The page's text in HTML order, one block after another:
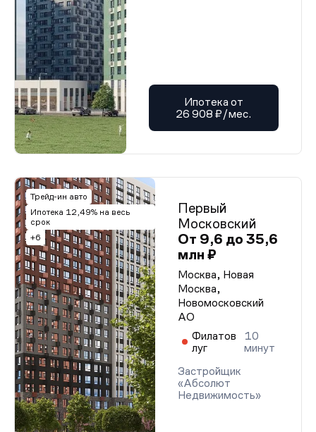
Ипотека от
26 908 ₽/мес.
Трейд-ин авто
Ипотека 12,49% на весь
срок
+6
Первый
Московский
От 9,6 до 35,6
млн ₽
Москва, Новая
Москва,
Новомосковский
АО
Филатов
луг
10
минут
Застройщик
«Абсолют
Недвижимость»